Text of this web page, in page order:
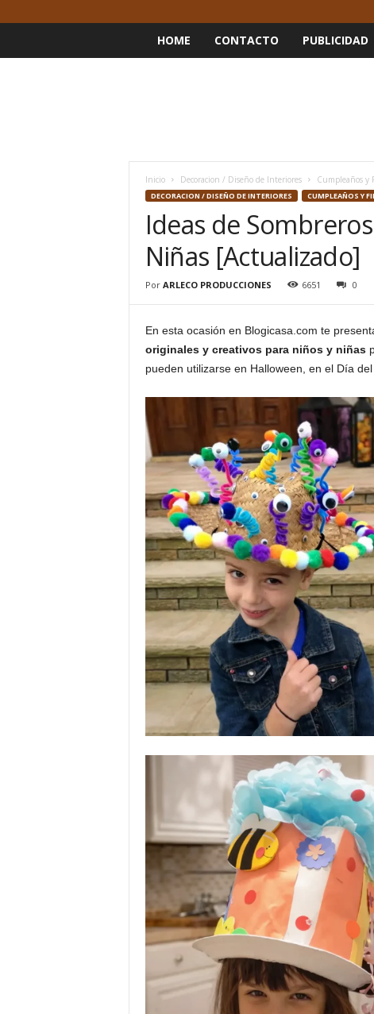
HOME CONTACTO PUBLICIDAD
Inicio Decoracion / Diseño de Interiores Cumpleaños y
DECORACION / DISEÑO DE INTERIORES CUMPLEAÑOS Y
Ideas de
Niñas [Actualizado]
Por ARLECO PRODUCCIONES 6651 0
En esta ocasión en Blogicasa.com te
originales y creativos para niños y niñas
pueden utilizarse en Halloween, en el Día